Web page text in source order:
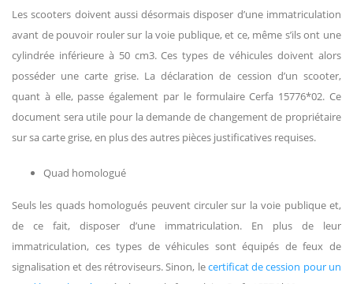
Les scooters doivent aussi désormais disposer d’une immatriculation
avant de pouvoir rouler sur la voie publique, et ce, même s’ils ont une
cylindrée inférieure à 50 cm3. Ces types de véhicules doivent alors
posséder une carte grise. La déclaration de cession d’un scooter,
quant à elle, passe également par le formulaire Cerfa 15776*02. Ce
document sera utile pour la demande de changement de propriétaire
sur sa carte grise, en plus des autres pièces justificatives requises.
Quad homologué
Seuls les quads homologués peuvent circuler sur la voie publique et,
de ce fait, disposer d’une immatriculation. En plus de leur
immatriculation, ces types de véhicules sont équipés de feux de
signalisation et des rétroviseurs. Sinon, lecertificat de cession pour un